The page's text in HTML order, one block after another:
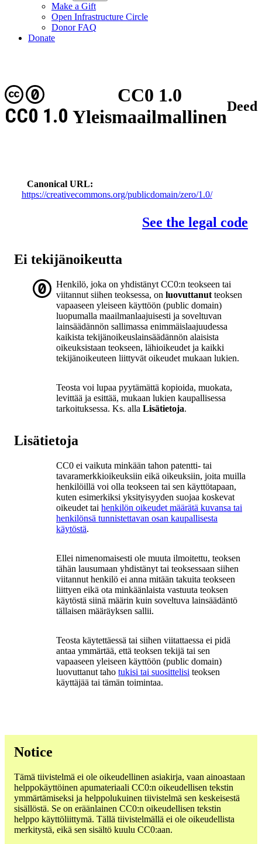
Make a Gift
Open Infrastructure Circle
Donor FAQ
Donate
CC0 1.0
Yleismaailmallinen
CC0 1.0 Deed
Canonical URL
https://creativecommons.org/publicdomain/zero/1.0/
See the legal code
Ei tekijänoikeutta
Henkilö, joka on yhdistänyt CC0:n teokseen tai
viitannut siihen teoksessa, on luovuttanut teoksen
vapaaseen yleiseen käyttöön (public domain)
luopumalla maailmanlaajuisesti ja soveltuvan
lainsäädännön sallimassa enimmäislaajuudessa
kaikista tekijänoikeuslainsäädännön alaisista
oikeuksistaan teokseen, lähioikeudet ja kaikki
tekijänoikeuteen liittyvät oikeudet mukaan lukien.
Teosta voi lupaa pyytämättä kopioida, muokata,
levittää ja esittää, mukaan lukien kaupallisessa
tarkoituksessa. Ks. alla Lisätietoja.
Lisätietoja
CC0 ei vaikuta minkään tahon patentti- tai
tavaramerkkioikeuksiin eikä oikeuksiin, joita muilla
henkilöillä voi olla teokseen tai sen käyttötapaan,
kuten esimerkiksi yksityisyyden suojaa koskevat
oikeudet tai henkilön oikeudet määrätä kuvansa tai
henkilönsä tunnistettavan osan kaupallisesta
käytöstä.
Ellei nimenomaisesti ole muuta ilmoitettu, teoksen
tähän lausumaan yhdistänyt tai teoksessaan siihen
viitannut henkilö ei anna mitään takuita teokseen
liittyen eikä ota minkäänlaista vastuuta teoksen
käytöstä siinä määrin kuin soveltuva lainsäädäntö
tällaisen määräyksen sallii.
Teosta käytettäessä tai siihen viitattaessa ei pidä
antaa ymmärtää, että teoksen tekijä tai sen
vapaaseen yleiseen käyttöön (public domain)
luovuttanut taho tukisi tai suosittelisi teoksen
käyttäjää tai tämän toimintaa.
Notice
Tämä tiivistelmä ei ole oikeudellinen asiakirja, vaan ainoastaan
helppokäyttöinen apumateriaali CC0:n oikeudellisen tekstin
ymmärtämiseksi ja helppolukuinen tiivistelmä sen keskeisestä
sisällöstä. Se on eräänlainen CC0:n oikeudellisen tekstin
helppo käyttöliittymä. Tällä tiivistelmällä ei ole oikeudellista
merkitystä, eikä sen sisältö kuulu CC0:aan.